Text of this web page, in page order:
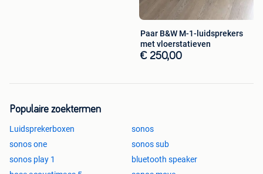
Paar B&W M-1-luidsprekers
met vloerstatieven
€ 250,00
Populaire zoektermen
Luidsprekerboxen
sonos
sonos one
sonos sub
sonos play 1
bluetooth speaker